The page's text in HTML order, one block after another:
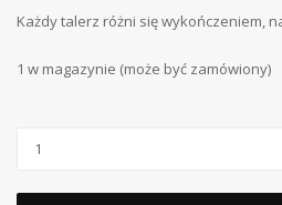
Każdy talerz różni się wykończeniem,
1 w magazynie (może być zamówiony)